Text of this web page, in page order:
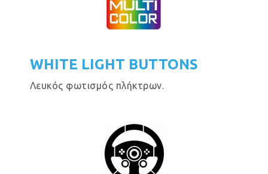
WHITE LIGHT BUTTONS
Λευκός φωτισμός πλήκτρων.